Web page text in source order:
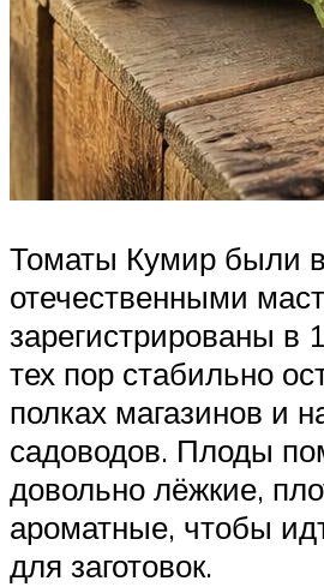
Томаты Кумир были
отечественными
зарегистрированы в
тех пор стабильно
полках магазинов и
садоводов. Плоды
довольно лёжкие,
ароматные, чтобы
для заготовок.